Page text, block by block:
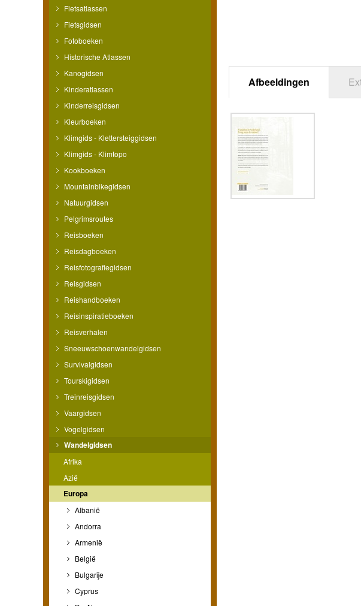
Fietsatlassen
Fietsgidsen
Fotoboeken
Historische Atlassen
Kanogidsen
Kinderatlassen
Kinderreisgidsen
Kleurboeken
Klimgids - Klettersteiggidsen
Klimgids - Klimtopo
Kookboeken
Mountainbikegidsen
Natuurgidsen
Pelgrimsroutes
Reisboeken
Reisdagboeken
Reisfotografiegidsen
Reisgidsen
Reishandboeken
Reisinspiratieboeken
Reisverhalen
Sneeuwschoenwandelgidsen
Survivalgidsen
Tourskigidsen
Treinreisgidsen
Vaargidsen
Vogelgidsen
Wandelgidsen
Afrika
Azië
Europa
Albanië
Andorra
Armenië
België
Bulgarije
Cyprus
Afbeeldingen